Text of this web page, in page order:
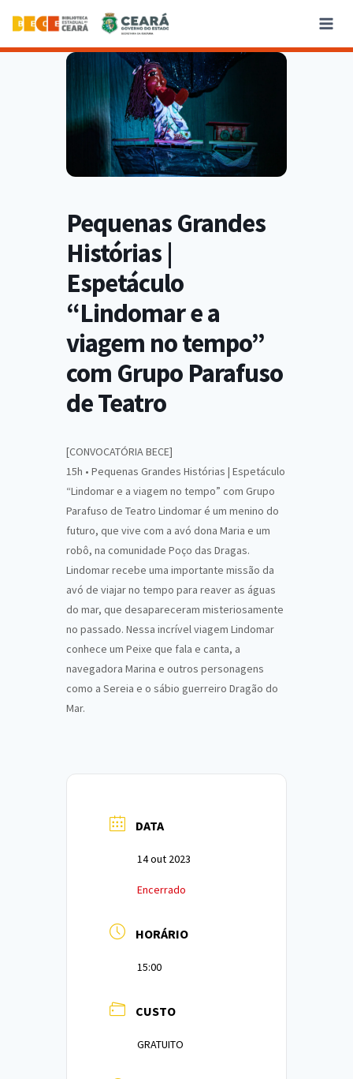
Pequenas Grandes
Histórias |
Espetáculo
“Lindomar e a
viagem no tempo”
com Grupo Parafuso
de Teatro
[CONVOCATÓRIA BECE]
15h • Pequenas Grandes Histórias | Espetáculo
“Lindomar e a viagem no tempo” com Grupo
Parafuso de Teatro Lindomar é um menino do
futuro, que vive com a avó dona Maria e um
robô, na comunidade Poço das Dragas.
Lindomar recebe uma importante missão da
avó de viajar no tempo para reaver as águas
do mar, que desapareceram misteriosamente
no passado. Nessa incrível viagem Lindomar
conhece um Peixe que fala e canta, a
navegadora Marina e outros personagens
como a Sereia e o sábio guerreiro Dragão do
Mar.
DATA
14 out 2023
Encerrado
HORÁRIO
15:00
CUSTO
GRATUITO